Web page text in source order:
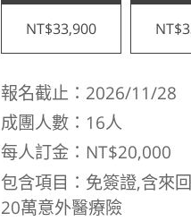
NT$33,900
報名截止：2026/11/28
成團人數：16人
每人訂金：NT$20,000
包含項目：免簽證,含來
20萬意外醫療險